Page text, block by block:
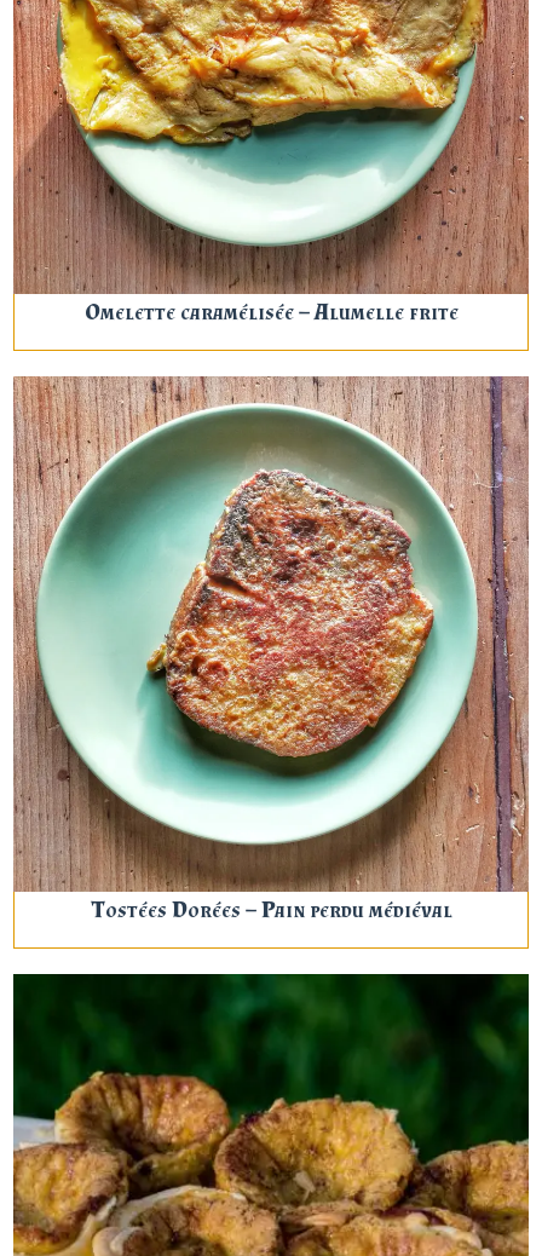
Omelette caramélisée – Alumelle frite
Tostées Dorées – Pain perdu médiéval